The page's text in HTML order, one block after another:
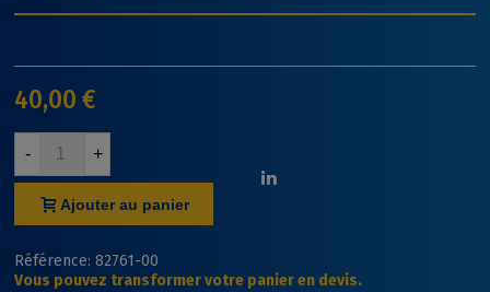
40,00 €
- +
Ajouter au panier
Référence: 82761-00
Vous pouvez transformer votre panier en devis.